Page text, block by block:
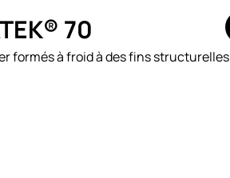
70
formés à froid à des fins structurelles